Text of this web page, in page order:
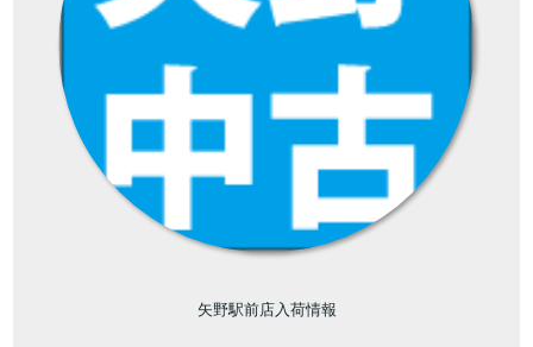
矢野駅前店入荷情報